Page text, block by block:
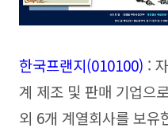
한국프랜지(010100) :
계 제조 및 판매 기업으
외 6개 계열회사를 보유